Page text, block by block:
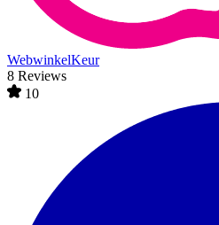
WebwinkelKeur
8 Reviews
10